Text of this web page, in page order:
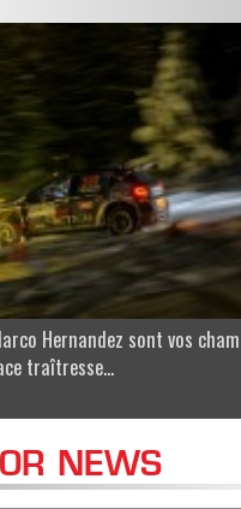
Hernandez sont vos
traîtresse...
NEWS